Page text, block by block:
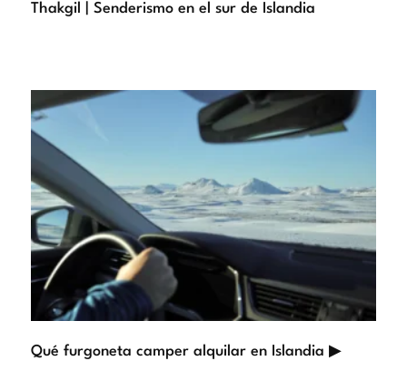
Thakgil | Senderismo en el sur de Islandia
Qué furgoneta camper alquilar en Islandia ▶